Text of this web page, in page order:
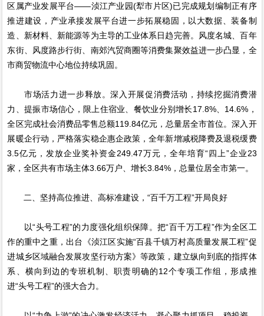
区属产业发展平台——浈江产业园(犁市片区)已完成规划编制正有序
推进建设，产业承接发展平台进一步拓展稳固，以大数据、装备制
造、新材料、新能源等为主导的工业体系日趋完善。风度名城、百年
东街、风度路步行街、南郊汽贸商圈等消费集聚效益进一步凸显，全
市商贸物流中心地位持续巩固。
市场活力进一步释放。深入开展促消费活动，持续挖掘消费潜
力、提振市场信心，限上住宿业、餐饮业分别增长17.8%、14.6%，
全区完成社会消费品零售总额119.84亿元，总量居全市首位。深入开
展暖企行动，严格落实稳企惠企政策，全年新增减税降费及退税缓费
3.5亿元，发放企业奖补资金249.47万元，全年培育“四上”企业23
家，全区共有市场主体3.66万户、增长3.84%，总量位居全市第一。
二、坚持高位推进、高标准建设，“百千万工程”开局良好
以“头号工程”的力度强化组织保障。把“百千万工程”作为全区工
作的重中之重，出台《浈江区实施“百县千镇万村高质量发展工程”促
进城乡区域融合发展攻坚行动方案》等政策，建立纵向到底的指挥体
系、横向到边的专班机制、职责明确的12个专项工作组，形成推
进“头号工程”的强大合力。